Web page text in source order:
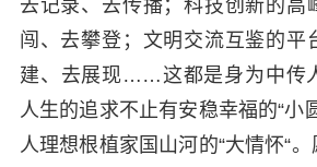
去记录、去传播；科技创新的高
闯、去攀登；文明交流互鉴的平
建、去展现……这都是身为中传
人生的追求不止有安稳幸福的“小
人理想根植家国山河的“大情怀“